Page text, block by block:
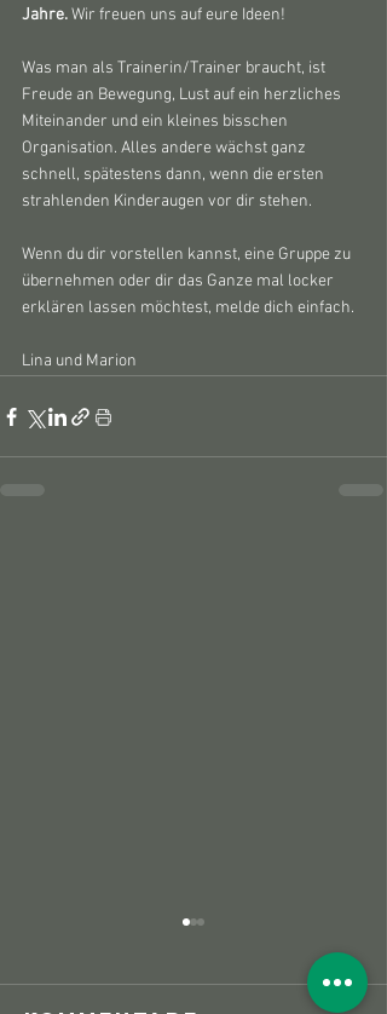
Jahre. Wir freuen uns auf eure Ideen!
Was man als Trainerin/Trainer braucht, ist
Freude an Bewegung, Lust auf ein herzliches
Miteinander und ein kleines bisschen
Organisation. Alles andere wächst ganz
schnell, spätestens dann, wenn die ersten
strahlenden Kinderaugen vor dir stehen.
Wenn du dir vorstellen kannst, eine Gruppe zu
übernehmen oder dir das Ganze mal locker
erklären lassen möchtest, melde dich einfach.
Lina und Marion